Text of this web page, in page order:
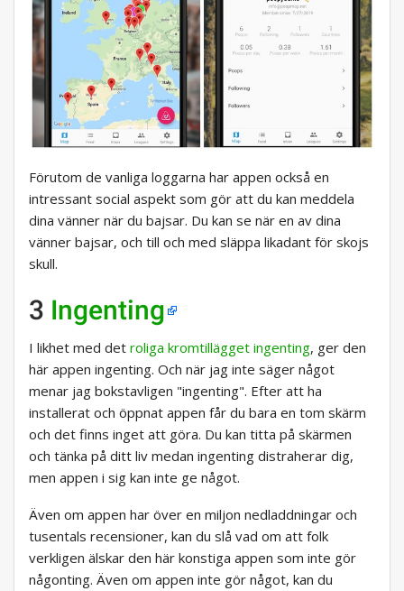
Förutom de vanliga loggarna har appen också en
intressant social aspekt som gör att du kan meddela
dina vänner när du bajsar. Du kan se när en av dina
vänner bajsar, och till och med släppa likadant för skojs
skull.
3 Ingenting
I likhet med det roliga kromtillägget ingenting, ger den
här appen ingenting. Och när jag inte säger något
menar jag bokstavligen "ingenting". Efter att ha
installerat och öppnat appen får du bara en tom skärm
och det finns inget att göra. Du kan titta på skärmen
och tänka på ditt liv medan ingenting distraherar dig,
men appen i sig kan inte ge något.
Även om appen har över en miljon nedladdningar och
tusentals recensioner, kan du slå vad om att folk
verkligen älskar den här konstiga appen som inte gör
någonting. Även om appen inte gör något, kan du